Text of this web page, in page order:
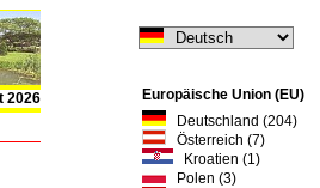
2026
Europäische Union (EU)
Deutschland (204)
Österreich (7)
Kroatien (1)
Polen (3)